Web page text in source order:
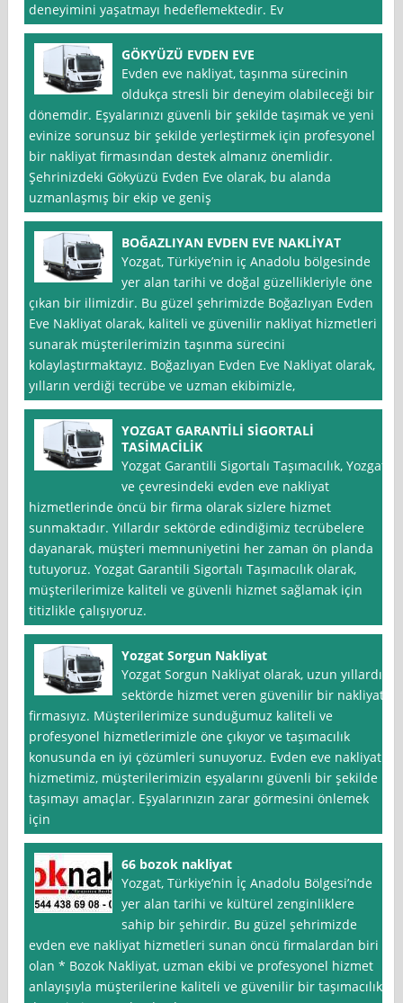
deneyimini yaşatmayı hedeflemektedir. Ev
GÖKYÜZÜ EVDEN EVE
Evden eve nakliyat, taşınma sürecinin
oldukça stresli bir deneyim olabileceği bir
dönemdir. Eşyalarınızı güvenli bir şekilde taşımak ve yeni
evinize sorunsuz bir şekilde yerleştirmek için profesyonel
bir nakliyat firmasından destek almanız önemlidir.
Şehrinizdeki Gökyüzü Evden Eve olarak, bu alanda
uzmanlaşmış bir ekip ve geniş
BOĞAZLIYAN EVDEN EVE NAKLİYAT
Yozgat, Türkiye’nin iç Anadolu bölgesinde
yer alan tarihi ve doğal güzellikleriyle öne
çıkan bir ilimizdir. Bu güzel şehrimizde Boğazlıyan Evden
Eve Nakliyat olarak, kaliteli ve güvenilir nakliyat hizmetleri
sunarak müşterilerimizin taşınma sürecini
kolaylaştırmaktayız. Boğazlıyan Evden Eve Nakliyat olarak,
yılların verdiği tecrübe ve uzman ekibimizle,
YOZGAT GARANTİLİ SİGORTALİ
TASİMACİLİK
Yozgat Garantili Sigortalı Taşımacılık, Yozgat
ve çevresindeki evden eve nakliyat
hizmetlerinde öncü bir firma olarak sizlere hizmet
sunmaktadır. Yıllardır sektörde edindiğimiz tecrübelere
dayanarak, müşteri memnuniyetini her zaman ön planda
tutuyoruz. Yozgat Garantili Sigortalı Taşımacılık olarak,
müşterilerimize kaliteli ve güvenli hizmet sağlamak için
titizlikle çalışıyoruz.
Yozgat Sorgun Nakliyat
Yozgat Sorgun Nakliyat olarak, uzun yıllardır
sektörde hizmet veren güvenilir bir nakliyat
firmasıyız. Müşterilerimize sunduğumuz kaliteli ve
profesyonel hizmetlerimizle öne çıkıyor ve taşımacılık
konusunda en iyi çözümleri sunuyoruz. Evden eve nakliyat
hizmetimiz, müşterilerimizin eşyalarını güvenli bir şekilde
taşımayı amaçlar. Eşyalarınızın zarar görmesini önlemek
için
66 bozok nakliyat
Yozgat, Türkiye’nin İç Anadolu Bölgesi’nde
yer alan tarihi ve kültürel zenginliklere
sahip bir şehirdir. Bu güzel şehrimizde
evden eve nakliyat hizmetleri sunan öncü firmalardan biri
olan * Bozok Nakliyat, uzman ekibi ve profesyonel hizmet
anlayışıyla müşterilerine kaliteli ve güvenilir bir taşımacılık